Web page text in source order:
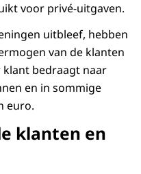
voor privé-uitgaven.
uitbleef, hebben
van de klanten
klant bedraagt naar
en in sommige
euro.
klanten en